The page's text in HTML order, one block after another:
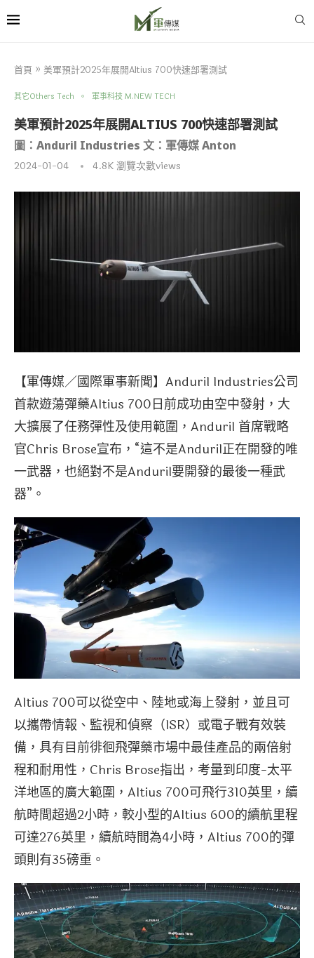
首頁 » 美軍預計2025年展開Altius 700快速部署測試
其它Others Tech 軍事科技 M.NEW TECH
美軍預計2025年展開ALTIUS 700快速部署測試
圖：Anduril Industries 文：軍傳媒 Anton
2024-01-04 4.8K瀏覽次數views
【軍傳媒／國際軍事新聞】Anduril Industries公司
首款遊蕩彈藥Altius 700日前成功由空中發射，大
大擴展了任務彈性及使用範圍，Anduril 首席戰略
官Chris Brose宣布，“這不是Anduril正在開發的唯
一武器，也絕對不是Anduril要開發的最後一種武
器”。
Altius 700可以從空中、陸地或海上發射，並且可
以攜帶情報、監視和偵察（ISR）或電子戰有效裝
備，具有目前徘徊飛彈藥市場中最佳產品的兩倍射
程和耐用性，Chris Brose指出，考量到印度-太平
洋地區的廣大範圍，Altius 700可飛行310英里，續
航時間超過2小時，較小型的Altius 600的續航里程
可達276英里，續航時間為4小時，Altius 700的彈
頭則有35磅重。